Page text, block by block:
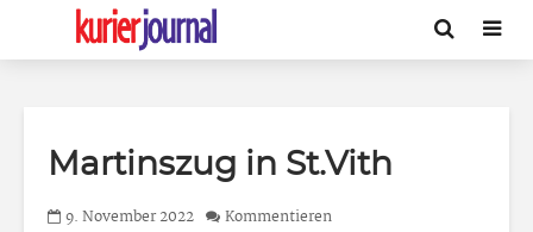
Martinszug in St.Vith
9. November 2022 Kommentieren